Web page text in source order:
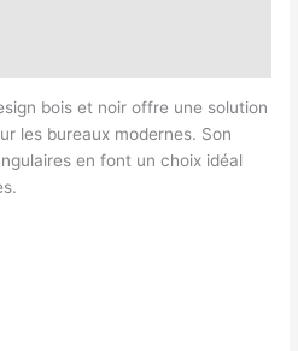
bois et noir offre une solution
les bureaux modernes. Son
en font un choix idéal